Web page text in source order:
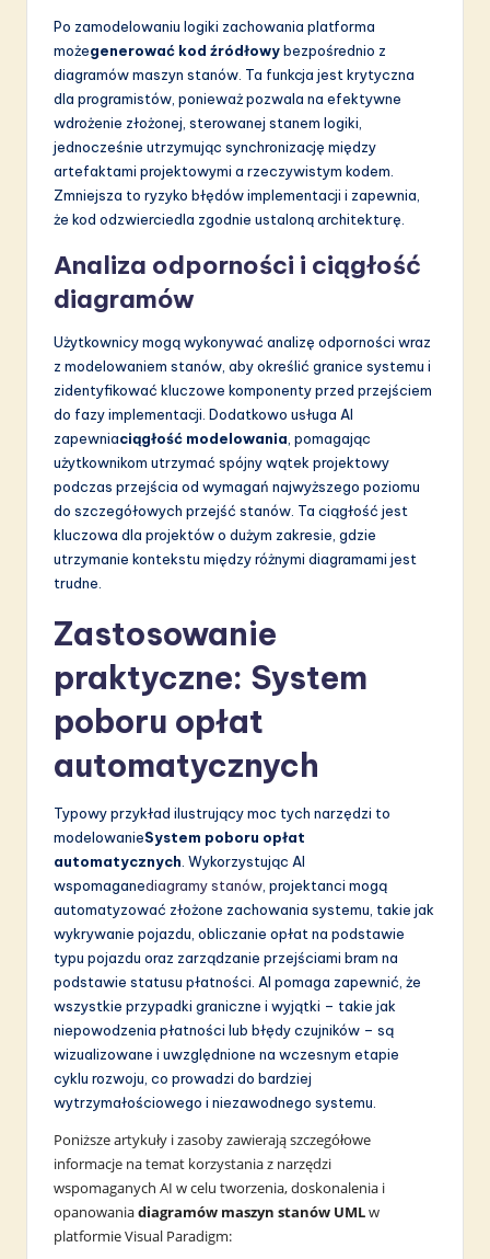
Po zamodelowaniu logiki zachowania platforma
możegenerować kod źródłowybezpośrednio z
diagramów maszyn stanów. Ta funkcja jest krytyczna
dla programistów, ponieważ pozwala na efektywne
wdrożenie złożonej, sterowanej stanem logiki,
jednocześnie utrzymując synchronizację między
artefaktami projektowymi a rzeczywistym kodem.
Zmniejsza to ryzyko błędów implementacji i zapewnia,
że kod odzwierciedla zgodnie ustaloną architekturę.
Analiza odporności i ciągłość
diagramów
Użytkownicy mogą wykonywać analizę odporności wraz
z modelowaniem stanów, aby określić granice systemu i
zidentyfikować kluczowe komponenty przed przejściem
do fazy implementacji. Dodatkowo usługa AI
zapewniaciągłość modelowania , pomagając
użytkownikom utrzymać spójny wątek projektowy
podczas przejścia od wymagań najwyższego poziomu
do szczegółowych przejść stanów. Ta ciągłość jest
kluczowa dla projektów o dużym zakresie, gdzie
utrzymanie kontekstu między różnymi diagramami jest
trudne.
Zastosowanie
praktyczne: System
poboru opłat
automatycznych
Typowy przykład ilustrujący moc tych narzędzi to
modelowanieSystem poboru opłat
automatycznych . Wykorzystując AI
wspomaganediagramy stanów , projektanci mogą
automatyzować złożone zachowania systemu, takie jak
wykrywanie pojazdu, obliczanie opłat na podstawie
typu pojazdu oraz zarządzanie przejściami bram na
podstawie statusu płatności. AI pomaga zapewnić, że
wszystkie przypadki graniczne i wyjątki – takie jak
niepowodzenia płatności lub błędy czujników – są
wizualizowane i uwzględnione na wczesnym etapie
cyklu rozwoju, co prowadzi do bardziej
wytrzymałościowego i niezawodnego systemu.
Poniższe artykuły i zasoby zawierają szczegółowe
informacje na temat korzystania z narzędzi
wspomaganych AI w celu tworzenia, doskonalenia i
opanowaniadiagramów maszyn stanów UMLw
platformie Visual Paradigm: